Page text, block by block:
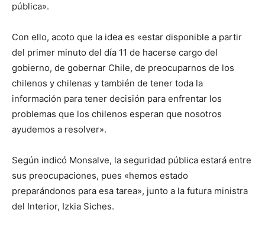
pública».
Con ello, acoto que la idea es «estar disponible a partir
del primer minuto del día 11 de hacerse cargo del
gobierno, de gobernar Chile, de preocuparnos de los
chilenos y chilenas y también de tener toda la
información para tener decisión para enfrentar los
problemas que los chilenos esperan que nosotros
ayudemos a resolver».
Según indicó Monsalve, la seguridad pública estará entre
sus preocupaciones, pues «hemos estado
preparándonos para esa tarea», junto a la futura ministra
del Interior, Izkia Siches.